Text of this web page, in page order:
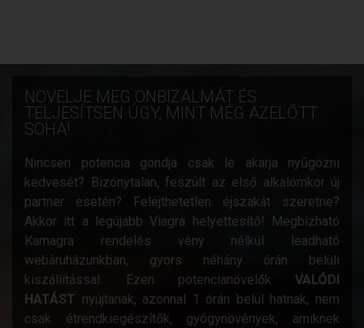
NÖVELJE MEG ÖNBIZALMÁT ÉS
TELJESÍTSEN ÚGY, MINT MÉG AZELŐTT
SOHA!
Nincsen potencia gondja csak le akarja nyűgözni
kedvesét? Bizonytalan, feszült az első alkalomkor új
partner esetén? Felejthetetlen éjszakát szeretne?
Akkor itt a legújabb Viagra helyettesítő! Megbízható
Kamagra rendelés vény nélkül leadható
webáruházunkban, gyors néhány órán belüli
kiszállítással. Ezen potencianövelők VALÓDI
HATÁST nyújtanak, azonnal 1 órán belül hatnak, nem
csak étrendkiegészítők, gyógynövények, amiknek